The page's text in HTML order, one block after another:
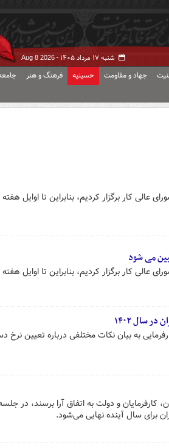
شنبه ۱۷ مرداد ۱۴۰۵ - Aug 8 2026
جهاد و مقاومت حسینیه فرهنگ و هنر
عالی کار برگزار کردیم، بنابراین تا اوایل
می شود
عالی کار برگزار کردیم، بنابراین تا اوایل
سال ۱۴۰۲
کارفرمایان و دولت به اتفاق آرا برسند، در